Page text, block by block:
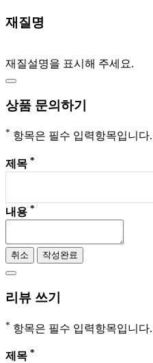
재질명
재질설명을 표시해 주세요.
상품 문의하기
* 항목은 필수 입력항목입니다.
제목 *
내용 *
취소 작성완료
리뷰 쓰기
* 항목은 필수 입력항목입니다.
제목 *